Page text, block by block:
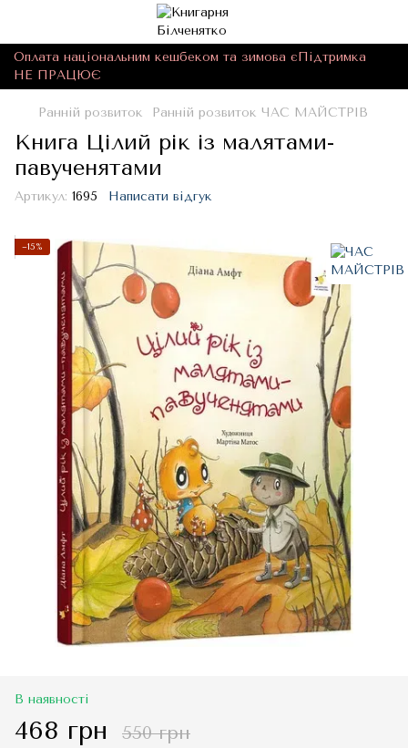
Оплата національним кешбеком та зимова єПідтримка
НЕ ПРАЦЮЄ
Ранній розвиток Ранній розвиток ЧАС МАЙСТРІВ
Книга Цілий рік із малятами-
павученятами
Артикул: 1695 Написати відгук
−15%
В наявності
468 грн 550 грн